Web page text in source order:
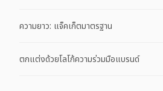
ความยาว: แจ็คเก็ตมาตรฐาน
ตกแต่งด้วยโลโก้ความร่วมมือแบรนด์